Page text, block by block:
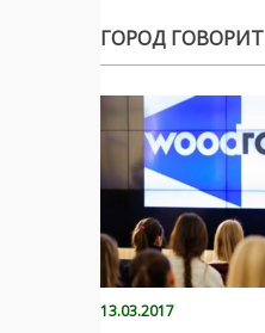
ГОРОД ГОВОРИТ
13.03.2017